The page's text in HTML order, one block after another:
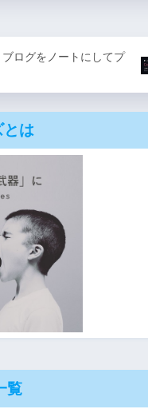
ログをノートにしてプ
とは
覧